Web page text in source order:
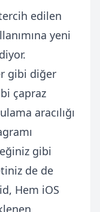
edilen
yeni
gibi diğer
çapraz
aracılığı
gibi
de de
Hem iOS